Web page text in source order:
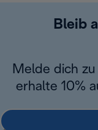
Bleib
Melde dich
erhalte 10%